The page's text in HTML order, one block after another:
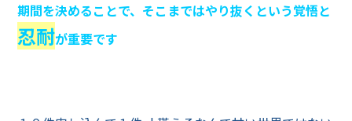
期間を決めることで、そこまではやり抜くという覚悟と
忍耐が重要です